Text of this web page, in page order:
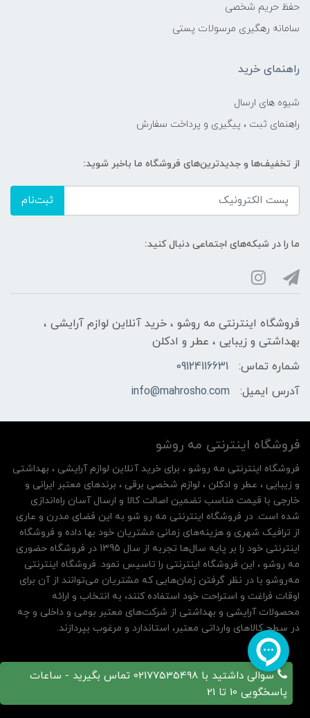
حفظ حریم شخصی
سامانه رهگیری مرسولات پستی
راهنمای خرید
شیوه های ارسال
راهنمای ثبت ، پیگیری و پرداخت سفارش
از تخفیف‌ها و جدیدترین‌های فروشگاه ما باخبر شوید:
ثبت‌نام
ما را در شبکه‌های اجتماعی دنبال کنید:
فروشگاه اینترنتی مه‌ رو‌شو ، خرید آنلاین لوازم آرایشی ،
بهداشتی و زیبایی ، عطر و ادکلن
شماره تماس:
09124116631
آدرس ایمیل:
info@mahrosho.com
سوالی داشتید با 02177535498 تماس بگیرید - ساعات
پاسخگویی 10 تا 21
فروشگاه اینترنتی مه‌ رو‌شو
فروشگاه اینترنتی مه‌ رو‌شو ، برای خرید آنلاین لوازم آرایشی ، بهداشتی
و زیبایی ، عطر و ادکلن ، لوازم شخصی برقی ، برندهای معتبر ایرانی و
خارجی با قیمت مناسب تضمین اصالت کالا و ارسال آسان راه‌اندازی
شده است. در فروشگاه اینترنتی مه رو شو به این فضای مدرن و عاری
از ترافیک شهری و هزینه‌های زمانی مشتریان خود بها داده و فروشگاه
اینترنتی خود را بر پایه سال‌ها تجربه از سال 1395 در فروشگاه حضوری
مه روشو ، این فروشگاه اینترنتی را تاسیس نمود. فروشگاه اینترنتی
مه‌رو‌شو با در نظر گرفتن زمان‌هایی که مشتریان می‌توانند از آن‌ برای
اوقات فراغت و استراحت خود استفاده کنند، به انتخاب و ارائه
محصولات آرایشی و بهداشتی از شرکت‌های معتبر بومی و داخلی و چه
در سطح کالاهای وارداتی معتبر، استاندارد و مرغوب بپردازند.